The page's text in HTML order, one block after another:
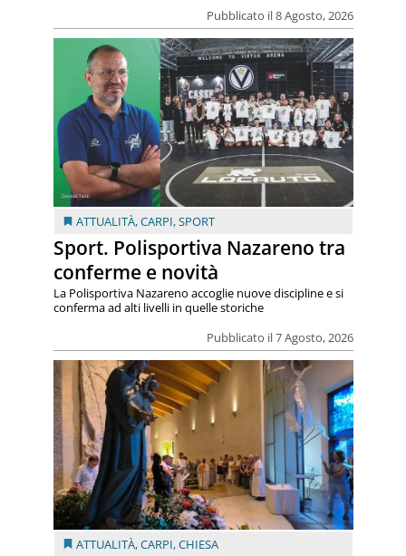
Pubblicato il 8 Agosto, 2026
ATTUALITÀ,CARPI,SPORT
Sport. Polisportiva Nazareno tra
conferme e novità
Pubblicato il 7 Agosto, 2026
La Polisportiva Nazareno accoglie nuove discipline e si
conferma ad alti livelli in quelle storiche
ATTUALITÀ,CARPI,CHIESA